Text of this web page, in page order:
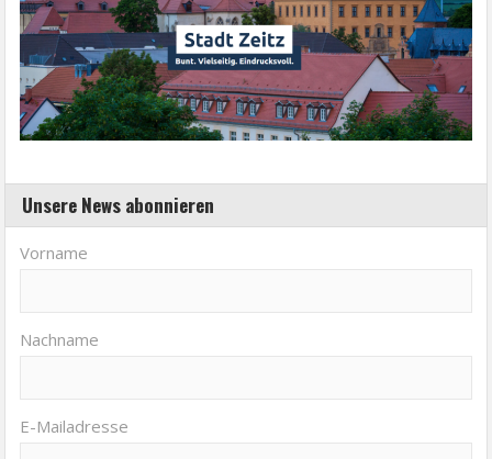
Unsere News abonnieren
Vorname
Nachname
E-Mailadresse